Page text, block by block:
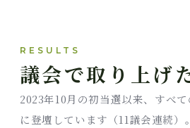
RESULTS
議会で取り上げ
2023年10月の初当選以来、すべ
に登壇しています（11議会連続